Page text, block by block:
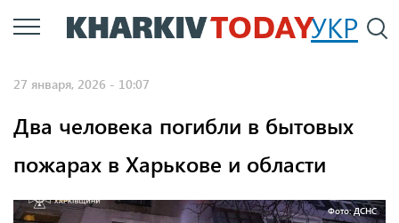
Перейти
к
УКР
27 января, 2026 - 10:07
Два человека погибли в бытовых
пожарах в Харькове и области
Фото: ДСНС